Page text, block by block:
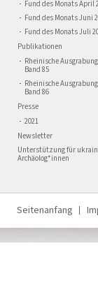
Fund des Monats April
Fund des Monats Juni
Fund des Monats Juli
Publikationen
Rheinische
Band 85
Rheinische
Band 86
Presse
2021
Newsletter
Unterstützung für
Archäolog*innen
Seitenanfang